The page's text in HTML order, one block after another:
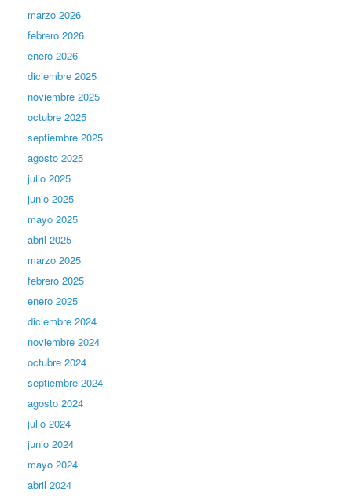
marzo 2026
febrero 2026
enero 2026
diciembre 2025
noviembre 2025
octubre 2025
septiembre 2025
agosto 2025
julio 2025
junio 2025
mayo 2025
abril 2025
marzo 2025
febrero 2025
enero 2025
diciembre 2024
noviembre 2024
octubre 2024
septiembre 2024
agosto 2024
julio 2024
junio 2024
mayo 2024
abril 2024